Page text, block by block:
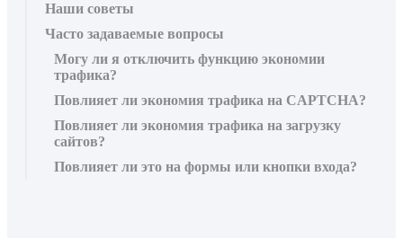
Наши советы
Часто задаваемые вопросы
Могу ли я отключить функцию экономии
трафика?
Повлияет ли экономия трафика на CAPTCHA?
Повлияет ли экономия трафика на загрузку
сайтов?
Повлияет ли это на формы или кнопки входа?